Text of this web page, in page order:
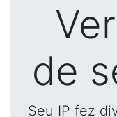
de
Seu IP fez